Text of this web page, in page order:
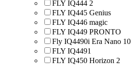
FLY IQ444 2
FLY IQ445 Genius
FLY IQ446 magic
FLY IQ449 PRONTO
Fly IQ4490i Era Nano 10
FLY IQ4491
FLY IQ450 Horizon 2